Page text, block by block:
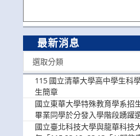
最新消息
選取分類
115 國立清華大學高中學生科
生簡章
國立東華大學特殊教育學系招
畢業同學於分發入學階段踴躍
國立臺北科技大學與龍華科技